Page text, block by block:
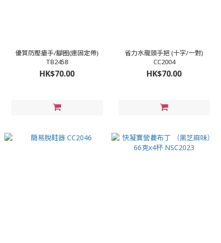
優質防壓瘡手/腳圈(連固定帶)
TB2458
HK$70.00
省力水龍頭手把 (十字/一對)
CC2004
HK$70.00